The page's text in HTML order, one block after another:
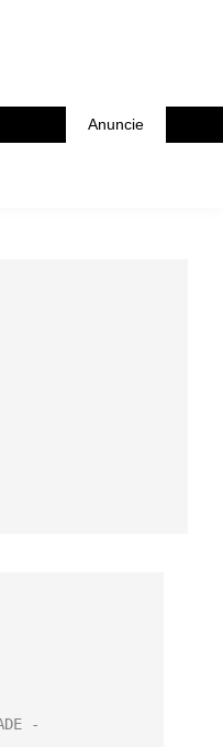
Anuncie